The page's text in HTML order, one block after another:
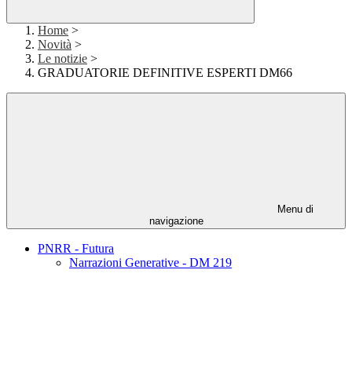
Home >
Novità >
Le notizie >
GRADUATORIE DEFINITIVE ESPERTI DM66
Menu di
navigazione
PNRR - Futura
Narrazioni Generative - DM 219